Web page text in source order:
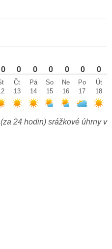
0 0 0 0 0 0 0
Čt
13
Pá
14
So
15
Ne
16
Po
17
Út
18
24 hodin) srážkové úhrny v